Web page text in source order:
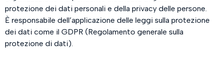
protezione dei dati personali e della privacy delle persone.
È responsabile dell’applicazione delle leggi sulla protezione
dei dati come il GDPR (Regolamento generale sulla
protezione di dati).